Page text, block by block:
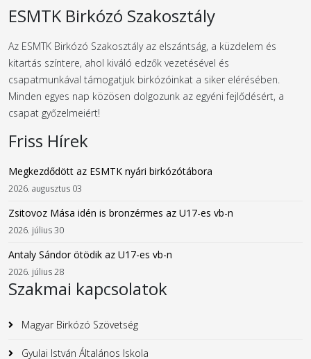
ESMTK Birkózó Szakosztály
Az ESMTK Birkózó Szakosztály az elszántság, a küzdelem és
kitartás színtere, ahol kiváló edzők vezetésével és
csapatmunkával támogatjuk birkózóinkat a siker elérésében.
Minden egyes nap közösen dolgozunk az egyéni fejlődésért, a
csapat győzelmeiért!
Friss Hírek
Megkezdődött az ESMTK nyári birkózótábora
2026. augusztus 03
Zsitovoz Mása idén is bronzérmes az U17-es vb-n
2026. július 30
Antaly Sándor ötödik az U17-es vb-n
2026. július 28
Szakmai kapcsolatok
Magyar Birkózó Szövetség
Gyulai István Általános Iskola